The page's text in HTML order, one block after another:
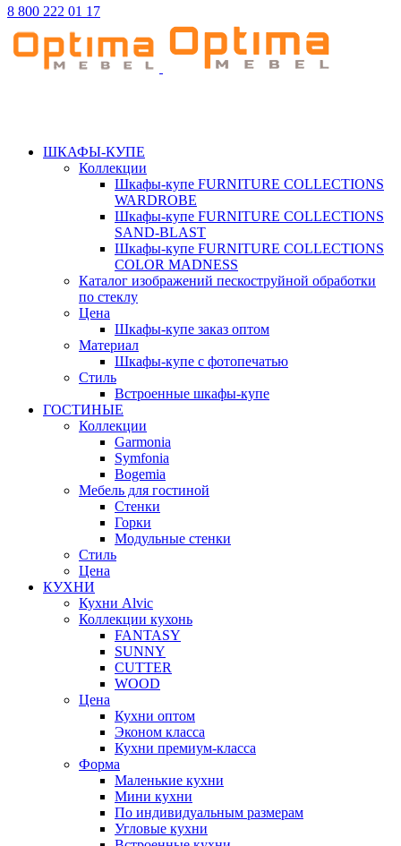
8 800 222 01 17
ШКАФЫ-КУПЕ
Коллекции
Шкафы-купе FURNITURE COLLECTIONS
WARDROBE
Шкафы-купе FURNITURE COLLECTIONS
SAND-BLAST
Шкафы-купе FURNITURE COLLECTIONS
COLOR MADNESS
Каталог изображений пескоструйной обработки
по стеклу
Цена
Шкафы-купе заказ оптом
Материал
Шкафы-купе с фотопечатью
Стиль
Встроенные шкафы-купе
ГОСТИНЫЕ
Коллекции
Garmonia
Symfonia
Bogemia
Мебель для гостиной
Стенки
Горки
Модульные стенки
Стиль
Цена
КУХНИ
Кухни Alvic
Коллекции кухонь
FANTASY
SUNNY
CUTTER
WOOD
Цена
Кухни оптом
Эконом класса
Кухни премиум-класса
Форма
Маленькие кухни
Мини кухни
По индивидуальным размерам
Угловые кухни